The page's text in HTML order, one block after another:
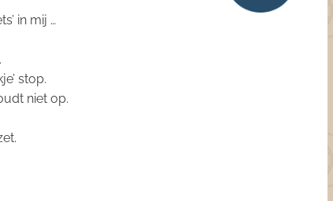
in mij …
stop.
niet op.